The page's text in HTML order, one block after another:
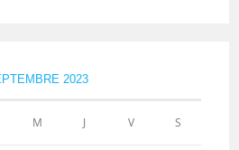
2023
M J V S